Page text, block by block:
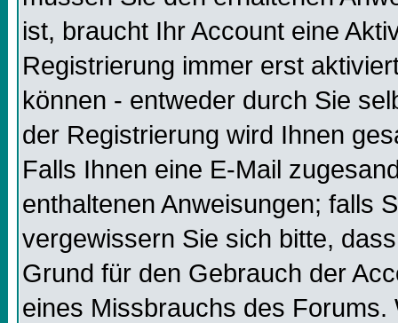
ist, braucht Ihr Account eine
Registrierung immer erst
können - entweder durch Sie
der Registrierung wird Ihnen
Falls Ihnen eine E-Mail
enthaltenen Anweisungen; falls
vergewissern Sie sich bitte,
Grund für den Gebrauch der
eines Missbrauchs des